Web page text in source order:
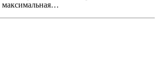
максимальная…